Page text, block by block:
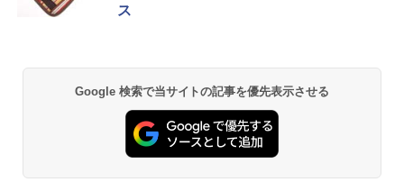
ス
Google 検索で当サイトの記事を優先表示させる